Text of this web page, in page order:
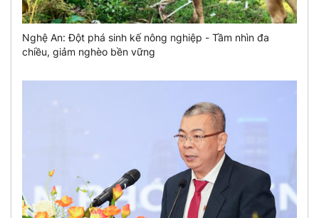
Nghệ An: Đột phá sinh kế nông nghiệp - Tầm nhìn đa
chiều, giảm nghèo bền vững